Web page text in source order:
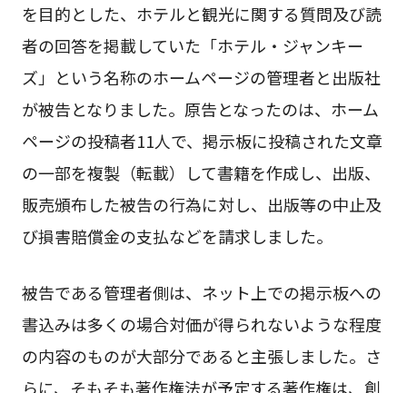
を目的とした、ホテルと観光に関する質問及び読
者の回答を掲載していた「ホテル・ジャンキー
ズ」という名称のホームページの管理者と出版社
が被告となりました。原告となったのは、ホーム
ページの投稿者11人で、掲示板に投稿された文章
の一部を複製（転載）して書籍を作成し、出版、
販売頒布した被告の行為に対し、出版等の中止及
び損害賠償金の支払などを請求しました。
被告である管理者側は、ネット上での掲示板への
書込みは多くの場合対価が得られないような程度
の内容のものが大部分であると主張しました。さ
らに、そもそも著作権法が予定する著作権は、創